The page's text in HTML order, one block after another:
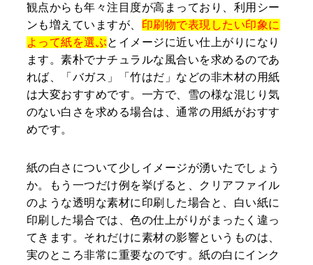
観点からも年々注目度が高まっており、利用シー
ンも増えていますが、 印刷物で表現したい印象に
よって紙を選ぶとイメージに近い仕上がりになり
ます。素朴でナチュラルな風合いを求めるのであ
れば、「バガス」「竹はだ」などの非木材の用紙
は大変おすすめです。一方で、雪の様な混じり気
のない白さを求める場合は、通常の用紙がおすす
めです。
紙の白さについて少しイメージが湧いたでしょう
か。もう一つだけ例を挙げると、クリアファイル
のような透明な素材に印刷した場合と、白い紙に
印刷した場合では、色の仕上がりがまったく違っ
てきます。それだけに素材の影響というものは、
実のところ非常に重要なのです。紙の白にインク